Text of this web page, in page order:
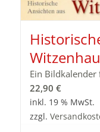
Ein Bildkalender
22,90 €
inkl. 19 % MwSt.
zzgl.